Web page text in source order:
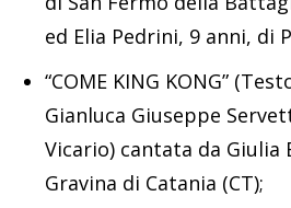
ed Elia Pedrini, 9 anni, di
“COME KING KONG”
Gianluca Giuseppe
Vicario) cantata da Giulia
Gravina di Catania (CT);